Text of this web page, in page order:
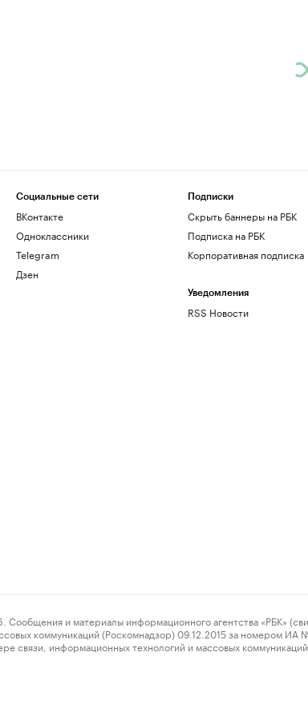
Социальные сети
ВКонтакте
Одноклассники
Telegram
Дзен
Подписки
Скрыть баннеры на РБК
Подписка на РБК
Корпоративная подписка
Уведомления
RSS Новости
и материалы информационного агентства «РБК»
коммуникаций (Роскомнадзор) 09.12.2015 за номером
связи, информационных технологий и массовых